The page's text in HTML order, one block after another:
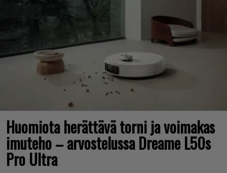
Huomiota herättävä torni ja voimakas
imuteho – arvostelussa Dreame L50s
Pro Ultra